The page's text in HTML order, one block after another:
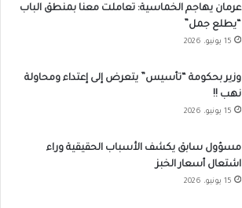
عرمان يهاجم الخماسية: تعاملت معنا بمنطق الباب
“يطلع جمل”
15 يونيو، 2026
وزير بحكومة “تأسيس” يتعرض إلى إعتداء ومحاولة
نهب !!
15 يونيو، 2026
مسؤول سابق يكشف الأسباب الحقيقية وراء
اشتعال أسعار الخبز
15 يونيو، 2026